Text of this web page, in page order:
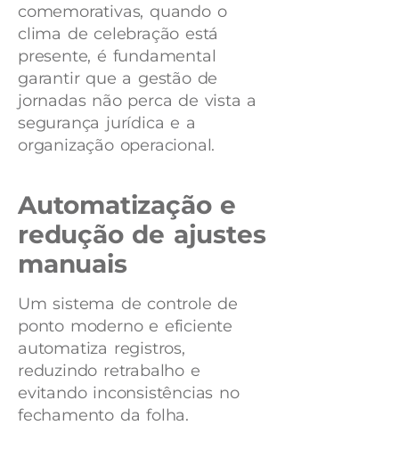
comemorativas, quando o
clima de celebração está
presente, é fundamental
garantir que a gestão de
jornadas não perca de vista a
segurança jurídica e a
organização operacional.
Automatização e
redução de ajustes
manuais
Um sistema de controle de
ponto moderno e eficiente
automatiza registros,
reduzindo retrabalho e
evitando inconsistências no
fechamento da folha.